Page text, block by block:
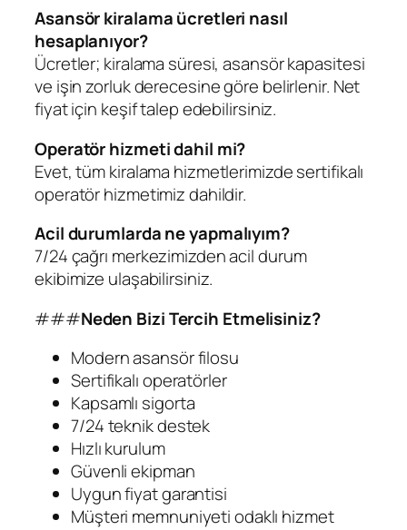
Asansör kiralama ücretleri nasıl
hesaplanıyor?
Ücretler; kiralama süresi, asansör kapasitesi
ve işin zorluk derecesine göre belirlenir. Net
fiyat için keşif talep edebilirsiniz.
Operatör hizmeti dahil mi?
Evet, tüm kiralama hizmetlerimizde sertifikalı
operatör hizmetimiz dahildir.
Acil durumlarda ne yapmalıyım?
7/24 çağrı merkezimizden acil durum
ekibimize ulaşabilirsiniz.
###Neden Bizi Tercih Etmelisiniz?
Modern asansör filosu
Sertifikalı operatörler
Kapsamlı sigorta
7/24 teknik destek
Hızlı kurulum
Güvenli ekipman
Uygun fiyat garantisi
Müşteri memnuniyeti odaklı hizmet